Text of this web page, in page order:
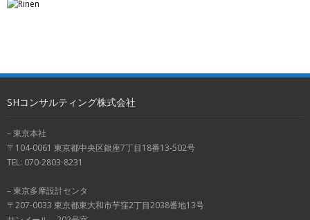
SHコンサルティング株式会社
– 東京本社
〒104-0061 東京都中央区銀座7丁目18番13-502号
TEL: 070-2803-8231
– 東京多摩設計センタ
〒207-0033 東京都東大和市芋窪2丁目2038番地13号